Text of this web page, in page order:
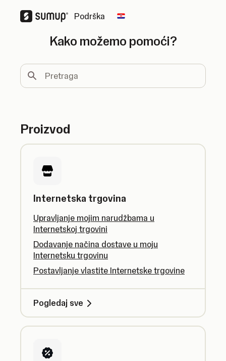
Podrška Change country
Kako možemo pomoći?
Pretraga
Proizvod
Internetska trgovina
Upravljanje mojim narudžbama u
Internetskoj trgovini
Dodavanje načina dostave u moju
Internetsku trgovinu
Postavljanje vlastite Internetske trgovine
Pogledaj sve